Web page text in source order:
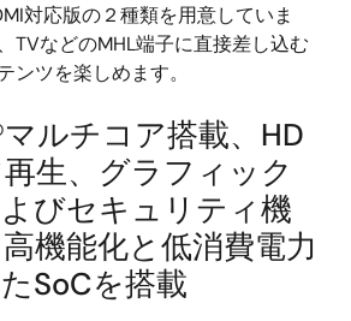
対応版の２種類を用意していま
TVなどのMHL端子に直接差し込む
ンツを楽しめます。
マルチコア搭載、HD
生、グラフィック
びセキュリティ機
機能化と低消費電力
SoCを搭載